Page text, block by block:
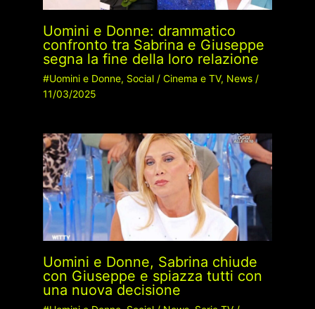
Uomini e Donne: drammatico
confronto tra Sabrina e Giuseppe
segna la fine della loro relazione
#Uomini e Donne, Social/ Cinema e TV, News/
11/03/2025
Uomini e Donne, Sabrina chiude
con Giuseppe e spiazza tutti con
una nuova decisione